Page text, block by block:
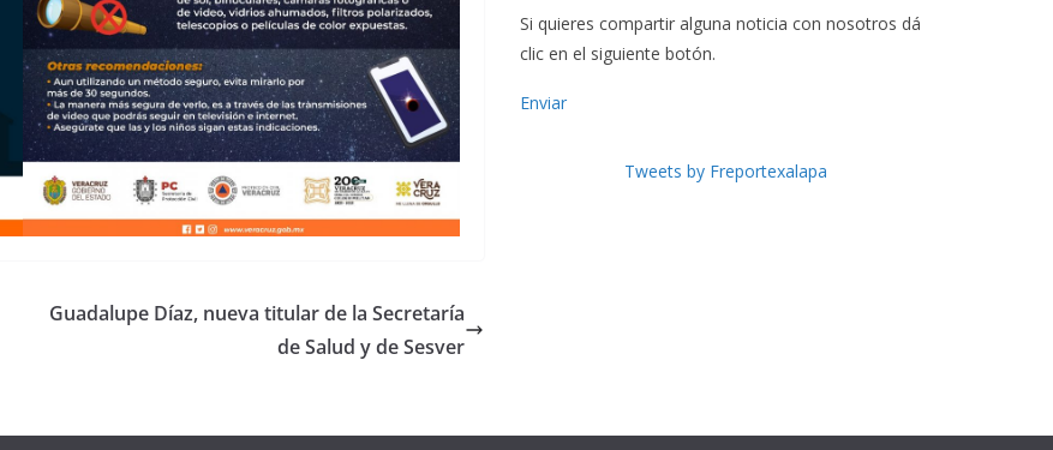
Guadalupe Díaz, nueva titular de la Secretaría
de Salud y de Sesver
Si quieres compartir alguna noticia con nosotros dá
clic en el siguiente botón.
Enviar
Tweets by Freportexalapa
Apoyo y
Pongamos